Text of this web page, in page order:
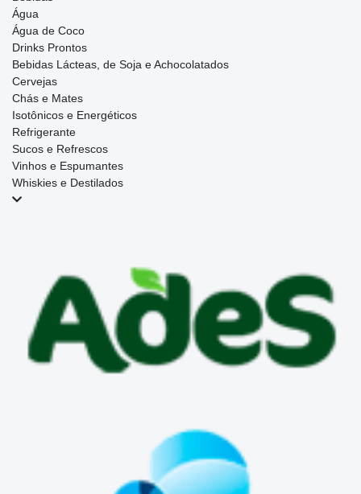
Água
Água de Coco
Drinks Prontos
Bebidas Lácteas, de Soja e Achocolatados
Cervejas
Chás e Mates
Isotônicos e Energéticos
Refrigerante
Sucos e Refrescos
Vinhos e Espumantes
Whiskies e Destilados